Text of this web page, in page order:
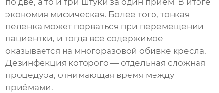
по две, а то и три штуки за один приём. В итоге
экономия мифическая. Более того, тонкая
пеленка может порваться при перемещении
пациентки, и тогда всё содержимое
оказывается на многоразовой обивке кресла.
Дезинфекция которого — отдельная сложная
процедура, отнимающая время между
приёмами.